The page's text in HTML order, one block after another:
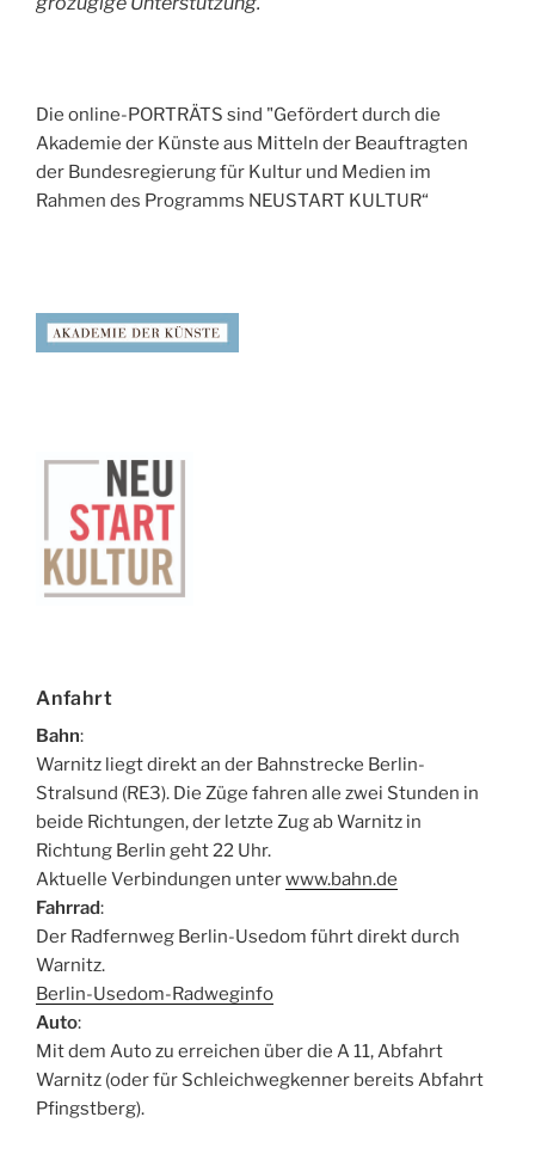
Die online-PORTRÄTS sind "Gefördert durch die
Akademie der Künste aus Mitteln der Beauftragten
der Bundesregierung für Kultur und Medien im
Rahmen des Programms NEUSTART KULTUR“
Anfahrt
Bahn:
Warnitz liegt direkt an der Bahnstrecke Berlin-
Stralsund (RE3). Die Züge fahren alle zwei Stunden in
beide Richtungen, der letzte Zug ab Warnitz in
Richtung Berlin geht 22 Uhr.
Aktuelle Verbindungen unterwww.bahn.de
Fahrrad:
Der Radfernweg Berlin-Usedom führt direkt durch
Warnitz.
Berlin-Usedom-Radweginfo
Auto:
Mit dem Auto zu erreichen über die A 11, Abfahrt
Warnitz (oder für Schleichwegkenner bereits Abfahrt
Pfingstberg).